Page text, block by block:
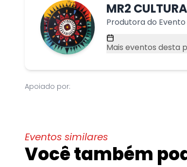
MR2
Produtora do Evento
Mais eventos desta
Apoiado por:
Eventos similares
Você também